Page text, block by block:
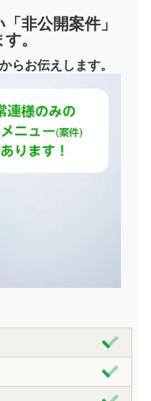
非公開案件」
。
らお伝えします。